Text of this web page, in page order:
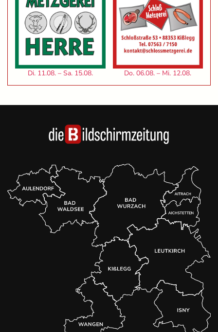
Di. 11.08. – Sa. 15.08. Do. 06.08. – Mi. 12.08.